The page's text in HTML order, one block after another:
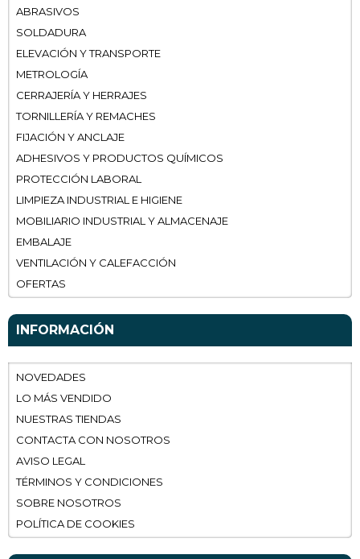
ABRASIVOS
SOLDADURA
ELEVACIÓN Y TRANSPORTE
METROLOGÍA
CERRAJERÍA Y HERRAJES
TORNILLERÍA Y REMACHES
FIJACIÓN Y ANCLAJE
ADHESIVOS Y PRODUCTOS QUÍMICOS
PROTECCIÓN LABORAL
LIMPIEZA INDUSTRIAL E HIGIENE
MOBILIARIO INDUSTRIAL Y ALMACENAJE
EMBALAJE
VENTILACIÓN Y CALEFACCIÓN
OFERTAS
INFORMACIÓN
NOVEDADES
LO MÁS VENDIDO
NUESTRAS TIENDAS
CONTACTA CON NOSOTROS
AVISO LEGAL
TÉRMINOS Y CONDICIONES
SOBRE NOSOTROS
POLÍTICA DE COOKIES